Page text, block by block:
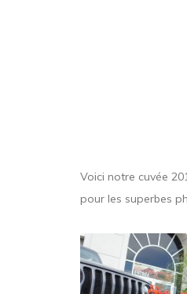
Voici notre cuvée
pour les superbes